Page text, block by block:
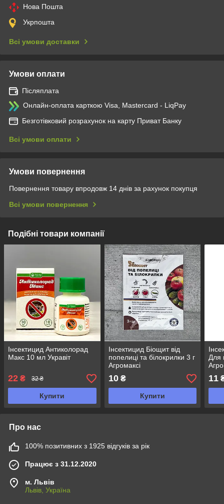
Нова Пошта
Укрпошта
Всі умови доставки
Умови оплати
Післяплата
Онлайн-оплата карткою Visa, Mastercard - LiqPay
Безготівковий розрахунок на карту Приват Банку
Всі умови оплати
Умови повернення
Повернення товару впродовж 14 днів за рахунок покупця
Всі умови повернення
Подібні товари компанії
Інсектицид Антиколорад
Макс 10 мл Укравіт
22 ₴ 32 ₴
Купити
Інсектицид Біощит від
попелиці та білокрилки 3 г
Агромаксі
10₴
Купити
Для
11
Про нас
100% позитивних з 1925 відгуків за рік
Працює з 31.12.2020
м. Львів
Львів, Україна